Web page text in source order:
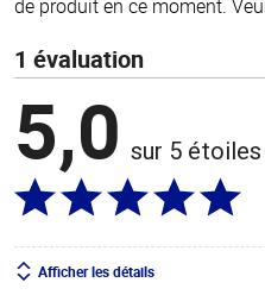
de produit en ce moment.
1 évaluation
5,0 sur 5 étoiles
Afficher les détails